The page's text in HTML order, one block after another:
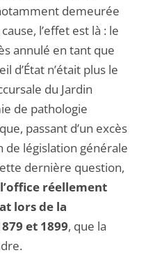
demeurée
l’effet est là : le
annulé en tant que
d’État n’était plus le
du Jardin
de pathologie
passant d’un excès
de législation générale
dernière question,
l’office réellement
lors de la
et 1899, que la